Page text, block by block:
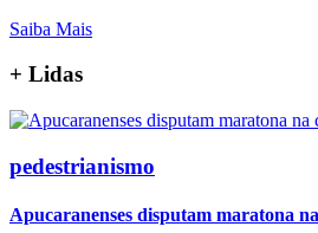
Saiba Mais
+ Lidas
pedestrianismo
Apucaranenses disputam maratona